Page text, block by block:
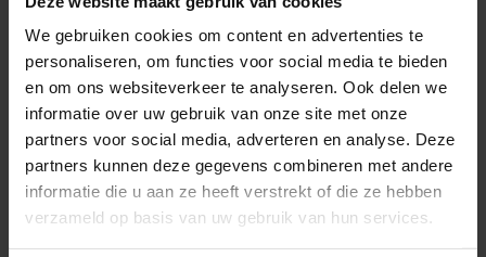
We gebruiken cookies om content en advertenties te
personaliseren, om functies voor social media te bieden
en om ons websiteverkeer te analyseren. Ook delen we
informatie over uw gebruik van onze site met onze
partners voor social media, adverteren en analyse. Deze
partners kunnen deze gegevens combineren met andere
informatie die u aan ze heeft verstrekt of die ze hebben
verzameld op basis van uw gebruik van hun services.